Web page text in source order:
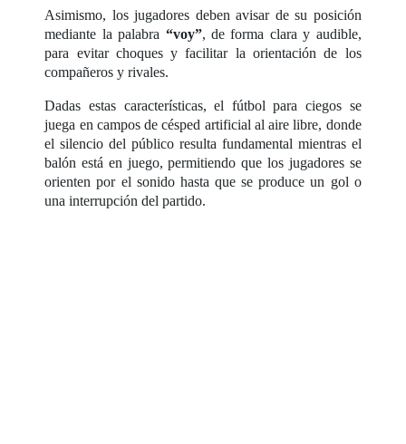
Asimismo, los jugadores deben avisar de su posición
mediante la palabra “voy”, de forma clara y audible,
para evitar choques y facilitar la orientación de los
compañeros y rivales.
Dadas estas características, el fútbol para ciegos se
juega en campos de césped artificial al aire libre, donde
el silencio del público resulta fundamental mientras el
balón está en juego, permitiendo que los jugadores se
orienten por el sonido hasta que se produce un gol o
una interrupción del partido.